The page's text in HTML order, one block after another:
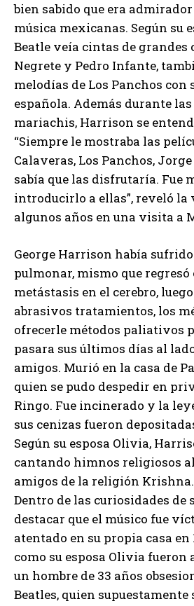
bien sabido que era
música mexicanas. Según su
Beatle veía cintas de grandes
Negrete y Pedro Infante,
melodías de Los Panchos con
española. Además durante
mariachis, Harrison se
“Siempre le mostraba las
Calaveras, Los Panchos,
sabía que las disfrutaría. Fue
introducirlo a ellas”, reveló la
algunos años en una visita a
George Harrison había
pulmonar, mismo que regresó
metástasis en el cerebro,
abrasivos tratamientos, los
ofrecerle métodos paliativos
pasara sus últimos días al
amigos. Murió en la casa de
quien se pudo despedir en
Ringo. Fue incinerado y la
sus cenizas fueron
Según su esposa Olivia,
cantando himnos religiosos
amigos de la religión Krishna.
Dentro de las curiosidades de
destacar que el músico fue
atentado en su propia casa en
como su esposa Olivia fueron
un hombre de 33 años
Beatles, quien supuestamente